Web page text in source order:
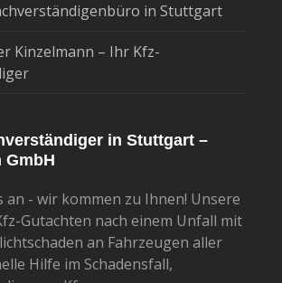
in Stuttgart
Kinzelmann – Ihr Kfz-
in Stuttgart –
GmbH
an - wir kommen zu Ihnen! Unsere
Gutachten nach einem Unfall mit
an Fahrzeugen aller
Hilfe im Schadensfall,